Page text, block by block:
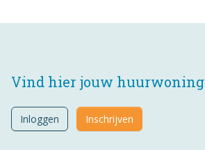
Vind hier jouw huurwoning
Inloggen Inschrijven